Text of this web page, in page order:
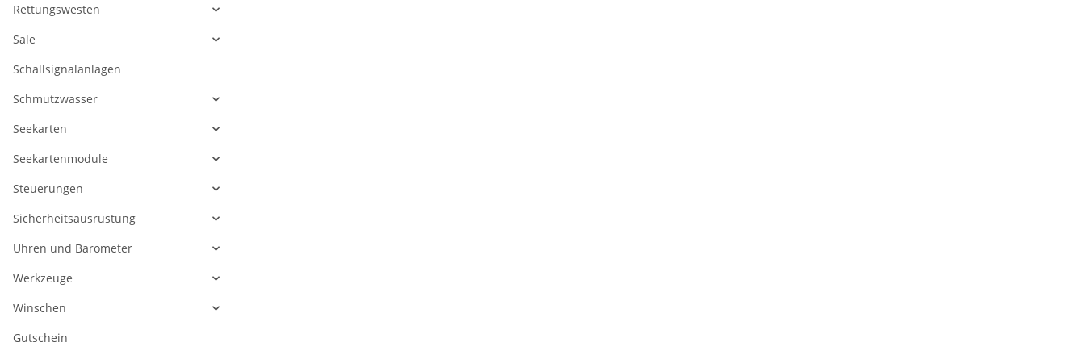
Rettungswesten
Sale
Schallsignalanlagen
Schmutzwasser
Seekarten
Seekartenmodule
Steuerungen
Sicherheitsausrüstung
Uhren und Barometer
Werkzeuge
Winschen
Gutschein